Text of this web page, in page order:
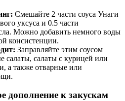
Смешайте 2 части соуса Унаги
уксуса и 0.5 части
Можно добавить немного воды
консистенции.
Заправляйте этим соусом
салаты, салаты с курицей или
а также отварные или
дополнение к закускам